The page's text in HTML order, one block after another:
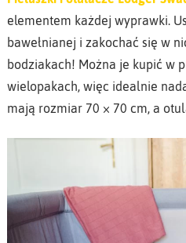
elementem każdej wyprawki.
bawełnianej i zakochać się w
bodziakach! Można je kupić w
wielopakach, więc idealnie
mają rozmiar 70 × 70 cm, a